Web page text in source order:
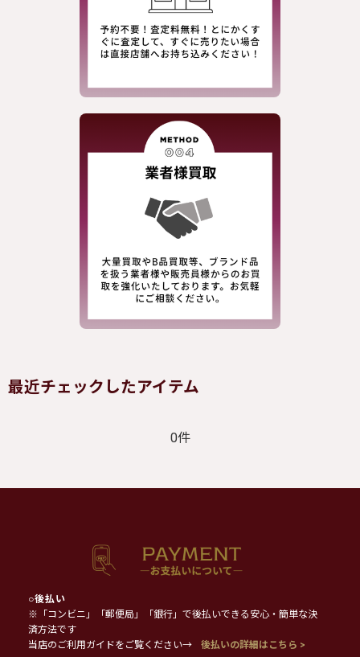
最近チェックしたアイテム
0件
○後払い
※「コンビニ」「郵便局」「銀行」で後払いできる安心・簡単な決
済方法です
当店のご利用ガイドをご覧ください→
後払いの詳細はこちら >